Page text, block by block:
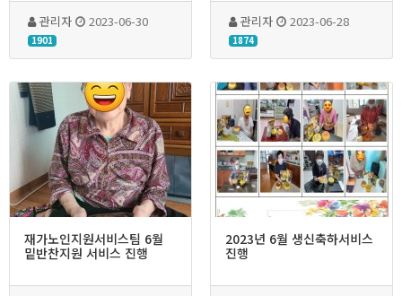
관리자 2023-06-30
1901
관리자 2023-06-28
1874
재가노인지원서비스팀 6월
밑반찬지원 서비스 진행
2023년 6월 생신축하서비스
진행